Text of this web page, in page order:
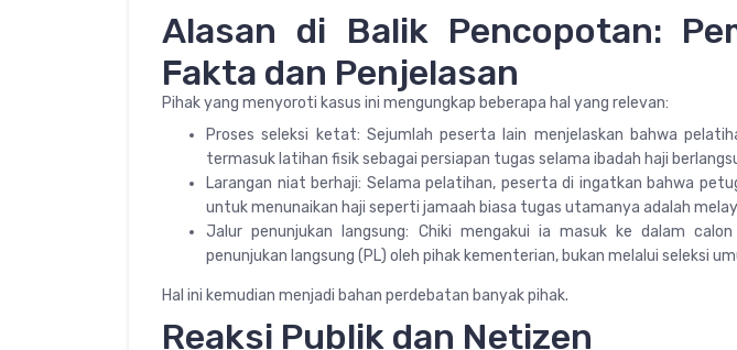
Alasan di Balik Pencopotan:
Fakta dan Penjelasan
Pihak yang menyoroti kasus ini mengungkap beberapa hal yang relevan:
Proses seleksi ketat: Sejumlah peserta lain menjelaskan bahwa
termasuk latihan fisik sebagai persiapan tugas selama ibadah haji
Larangan niat berhaji: Selama pelatihan, peserta di ingatkan bahwa
untuk menunaikan haji seperti jamaah biasa tugas utamanya adalah
Jalur penunjukan langsung: Chiki mengakui ia masuk ke dalam
penunjukan langsung (PL) oleh pihak kementerian, bukan melalui seleksi
Hal ini kemudian menjadi bahan perdebatan banyak pihak.
Reaksi Publik dan Netizen